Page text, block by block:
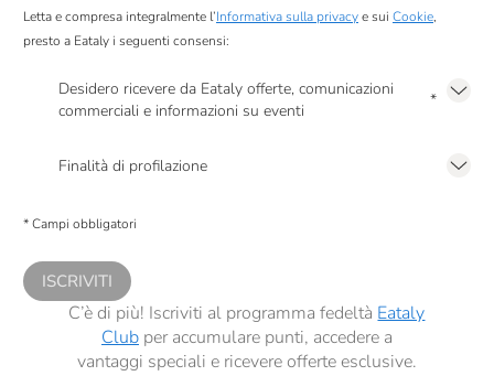
Letta e compresa integralmente l’Informativa sulla privacye sui Cookie,
presto a Eataly i seguenti consensi:
Desidero ricevere da Eataly offerte, comunicazioni
commerciali e informazioni su eventi
*
Finalità di profilazione
comunicazioni commerciali personalizzate, in caso di consenso prestato ai
* Campi obbligatori
ISCRIVITI
C’è di più! Iscriviti al programma fedeltà Eataly
Clubper accumulare punti, accedere a
vantaggi speciali e ricevere offerte esclusive.